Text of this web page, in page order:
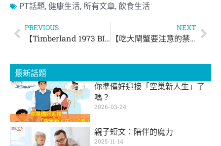
PT話題, 健康生活, 所有文章, 飲食生活
PREVIOUS
【Timberland 1973 BINGO】最高享75折
NEXT
【吃大閘蟹要注意的禁忌】
最新話題
你準備好迎接「空巢新人生」了
嗎？
2026-03-24
親子短文：陪伴的魔力
2025-11-14